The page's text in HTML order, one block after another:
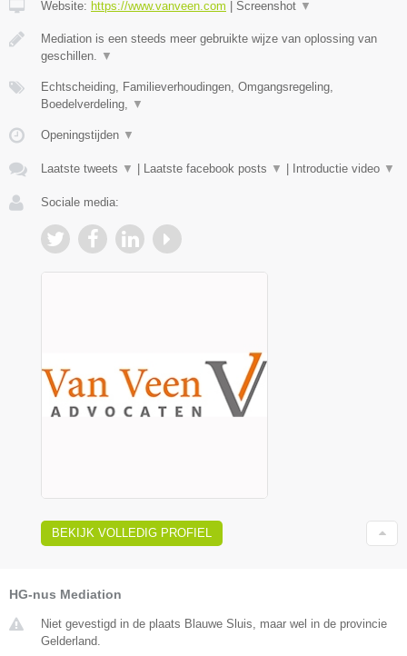
Website: https://www.vanveen.com | Screenshot ▼
Mediation is een steeds meer gebruikte wijze van oplossing van
geschillen.
▼
Echtscheiding, Familieverhoudingen, Omgangsregeling,
Boedelverdeling,
▼
Openingstijden ▼
Laatste tweets ▼ | Laatste facebook posts ▼ | Introductie video ▼
Sociale media:
BEKIJK VOLLEDIG PROFIEL
HG-nus Mediation
Niet gevestigd in de plaats Blauwe Sluis, maar wel in de provincie
Gelderland.